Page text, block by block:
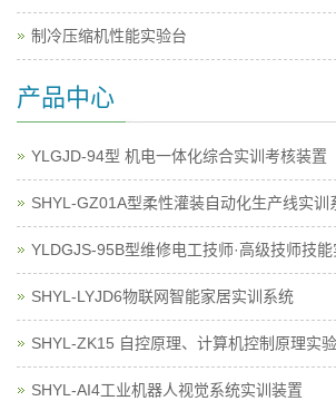
制冷压缩机性能实验台
产品中心
YLGJD-94型 机电一体化综合实训考核装置
SHYL-GZ01A型柔性灌装自动化生产线实训
YLDGJS-95B型维修电工技师·高级技师技
SHYL-LYJD6物联网智能家居实训系统
SHYL-ZK15 自控原理、计算机控制原理实
SHYL-AI4工业机器人视觉系统实训装置